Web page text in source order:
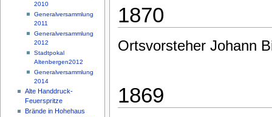
1870
Ortsvorsteher Johann
1869
2010
Generalversammlung
2011
Generalversammlung
2012
Stadtpokal
Altenbergen2012
Generalversammlung
2014
Alte Handdruck-
Feuerspritze
Brände in Hohehaus